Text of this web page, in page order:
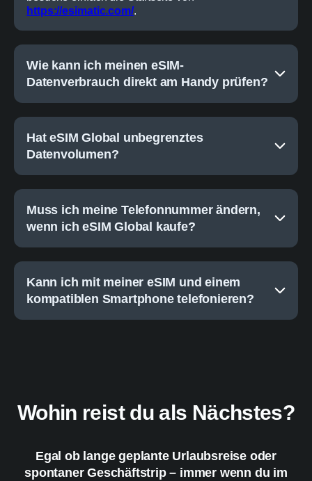
https://esimatic.com/.
Wie kann ich meinen eSIM-
Datenverbrauch direkt am Handy prüfen?
Hat eSIM Global unbegrenztes
Datenvolumen?
Muss ich meine Telefonnummer ändern,
wenn ich eSIM Global kaufe?
Kann ich mit meiner eSIM und einem
kompatiblen Smartphone telefonieren?
Wohin reist du als Nächstes?
Egal ob lange geplante Urlaubsreise oder
spontaner Geschäftstrip – immer wenn du im